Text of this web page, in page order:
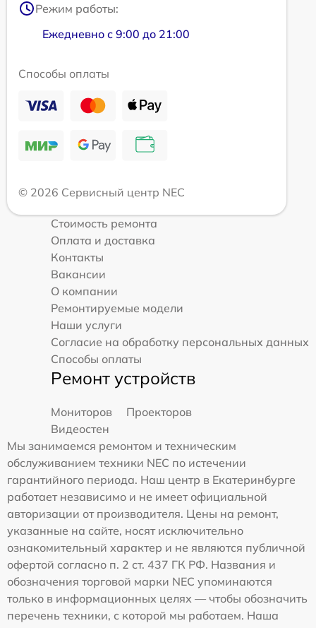
Режим работы:
Ежедневно с 9:00 до 21:00
Способы оплаты
© 2026 Сервисный центр NEC
Стоимость ремонта
Оплата и доставка
Контакты
Вакансии
О компании
Ремонтируемые модели
Наши услуги
Согласие на обработку персональных данных
Способы оплаты
Ремонт устройств
Мониторов
Проекторов
Видеостен
Мы занимаемся ремонтом и техническим
обслуживанием техники NEC по истечении
гарантийного периода. Наш центр в Екатеринбурге
работает независимо и не имеет официальной
авторизации от производителя. Цены на ремонт,
указанные на сайте, носят исключительно
ознакомительный характер и не являются публичной
офертой согласно п. 2 ст. 437 ГК РФ. Названия и
обозначения торговой марки NEC упоминаются
только в информационных целях — чтобы обозначить
перечень техники, с которой мы работаем. Наша